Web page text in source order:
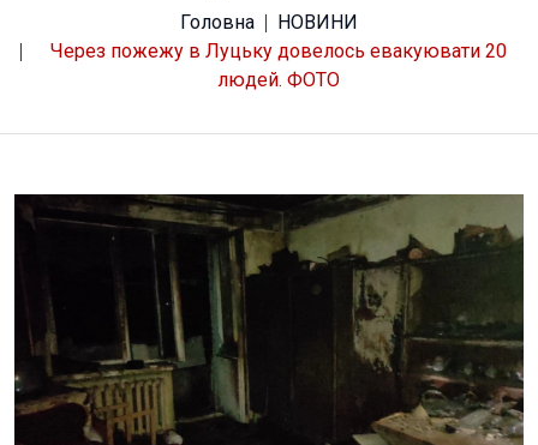
Головна
НОВИНИ
Через пожежу в Луцьку довелось евакуювати 20
людей. ФОТО